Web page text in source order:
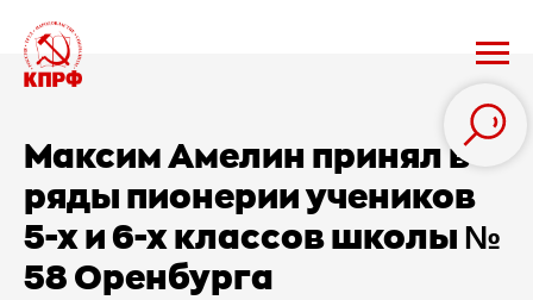
Максим Амелин принял в
ряды пионерии учеников
5-х и 6-х классов школы №
58 Оренбурга